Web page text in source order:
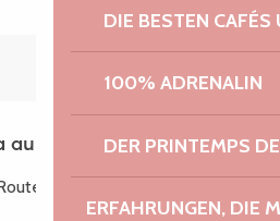
DIE BESTEN
100% ADRENALIN
DER PRINTEMPS
ERFAHRUNGEN, DIE
au feu de bois
du Radôme, 22560